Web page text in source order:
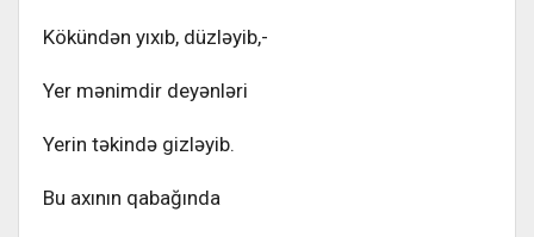
Kökündən yıxıb, düzləyib,-
Yer mənimdir deyənləri
Yerin təkində gizləyib.
Bu axının qabağında